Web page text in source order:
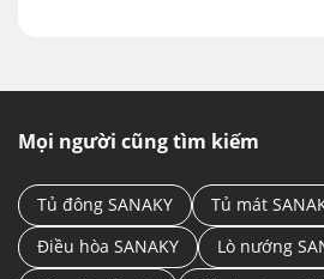
Mọi người cũng tìm kiếm
Tủ đông SANAKY
Tủ mát
Điều hòa SANAKY
Lò nướng